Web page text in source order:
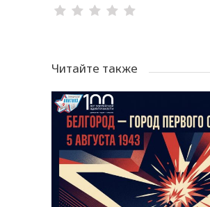
Читайте также